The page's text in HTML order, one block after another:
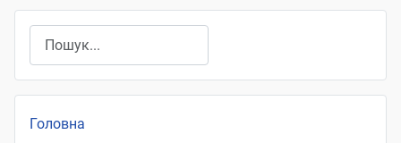
Головна